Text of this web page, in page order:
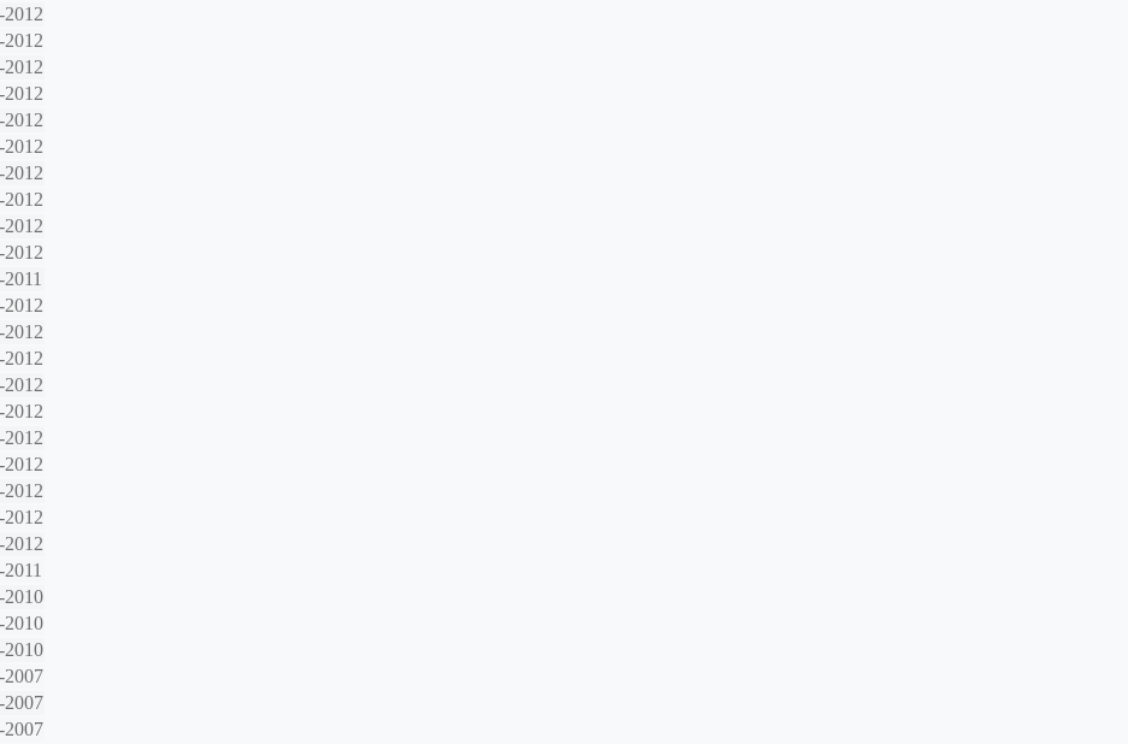
2012
2012
2012
2012
2012
2012
2012
2012
2012
2012
2012
2012
2012
2012
2012
2012
2012
2012
2012
2012
2010
2010
2010
2007
2007
2007